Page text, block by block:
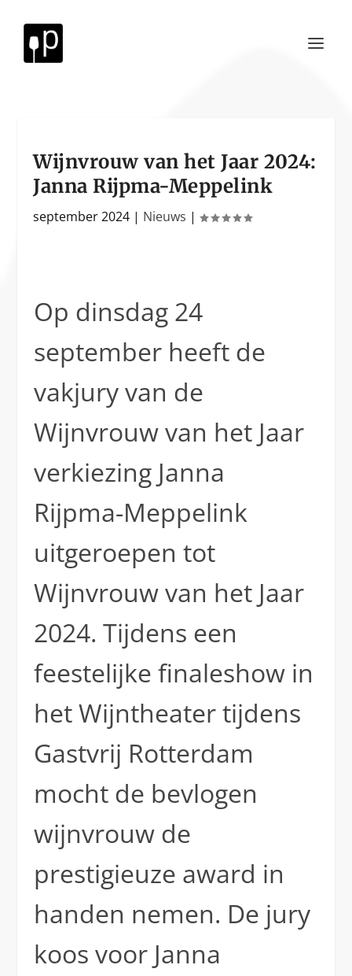
Wijnvrouw van het Jaar 2024:
Janna Rijpma-Meppelink
september 2024 | Nieuws |
Op dinsdag 24
september heeft de
vakjury van de
Wijnvrouw van het Jaar
verkiezing Janna
Rijpma-Meppelink
uitgeroepen tot
Wijnvrouw van het Jaar
2024. Tijdens een
feestelijke finaleshow in
het Wijntheater tijdens
Gastvrij Rotterdam
mocht de bevlogen
wijnvrouw de
prestigieuze award in
handen nemen. De jury
koos voor Janna